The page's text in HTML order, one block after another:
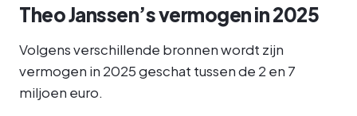
Theo Janssen’s vermogen in 2025
Volgens verschillende bronnen wordt zijn
vermogen in 2025 geschat tussen de 2 en 7
miljoen euro.